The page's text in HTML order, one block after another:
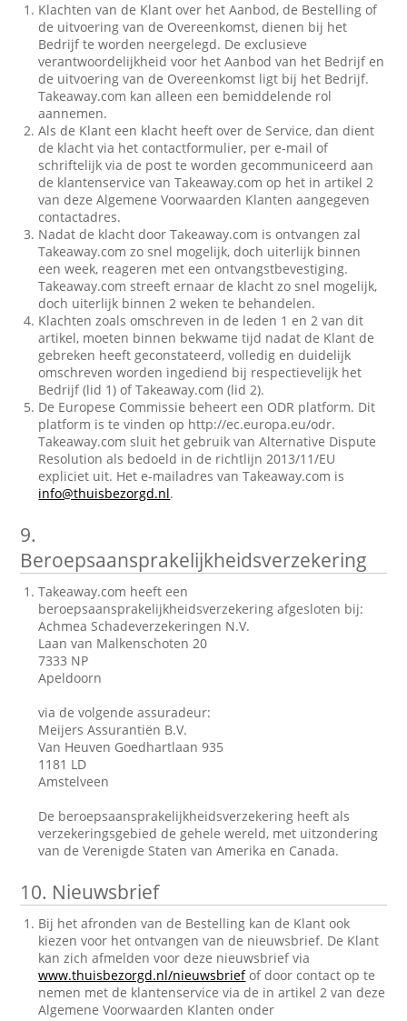
Klachten van de Klant over het Aanbod, de Bestelling of
de uitvoering van de Overeenkomst, dienen bij het
Bedrijf te worden neergelegd. De exclusieve
verantwoordelijkheid voor het Aanbod van het Bedrijf en
de uitvoering van de Overeenkomst ligt bij het Bedrijf.
Takeaway.com kan alleen een bemiddelende rol
aannemen.
Als de Klant een klacht heeft over de Service, dan dient
de klacht via het contactformulier, per e-mail of
schriftelijk via de post te worden gecommuniceerd aan
de klantenservice van Takeaway.com op het in artikel 2
van deze Algemene Voorwaarden Klanten aangegeven
contactadres.
Nadat de klacht door Takeaway.com is ontvangen zal
Takeaway.com zo snel mogelijk, doch uiterlijk binnen
een week, reageren met een ontvangstbevestiging.
Takeaway.com streeft ernaar de klacht zo snel mogelijk,
doch uiterlijk binnen 2 weken te behandelen.
Klachten zoals omschreven in de leden 1 en 2 van dit
artikel, moeten binnen bekwame tijd nadat de Klant de
gebreken heeft geconstateerd, volledig en duidelijk
omschreven worden ingediend bij respectievelijk het
Bedrijf (lid 1) of Takeaway.com (lid 2).
De Europese Commissie beheert een ODR platform. Dit
platform is te vinden op http://ec.europa.eu/odr.
Takeaway.com sluit het gebruik van Alternative Dispute
Resolution als bedoeld in de richtlijn 2013/11/EU
expliciet uit. Het e-mailadres van Takeaway.com is
info@thuisbezorgd.nl.
9.
Beroepsaansprakelijkheidsverzekering
Takeaway.com heeft een
beroepsaansprakelijkheidsverzekering afgesloten bij:
Achmea Schadeverzekeringen N.V.
Laan van Malkenschoten 20
7333 NP
Apeldoorn
via de volgende assuradeur:
Meijers Assurantiën B.V.
Van Heuven Goedhartlaan 935
1181 LD
Amstelveen
De beroepsaansprakelijkheidsverzekering heeft als
verzekeringsgebied de gehele wereld, met uitzondering
van de Verenigde Staten van Amerika en Canada.
10. Nieuwsbrief
Bij het afronden van de Bestelling kan de Klant ook
kiezen voor het ontvangen van de nieuwsbrief. De Klant
kan zich afmelden voor deze nieuwsbrief via
www.thuisbezorgd.nl/nieuwsbriefof door contact op te
nemen met de klantenservice via de in artikel 2 van deze
Algemene Voorwaarden Klanten onder